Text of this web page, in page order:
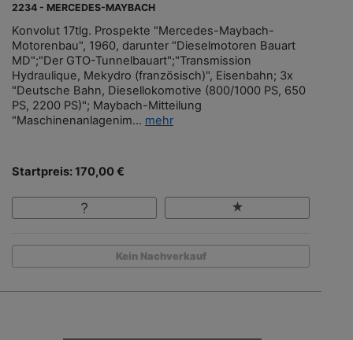
2234 - MERCEDES-MAYBACH
Konvolut 17tlg. Prospekte "Mercedes-Maybach-
Motorenbau", 1960, darunter "Dieselmotoren Bauart
MD";"Der GTO-Tunnelbauart";"Transmission
Hydraulique, Mekydro (französisch)", Eisenbahn; 3x
"Deutsche Bahn, Diesellokomotive (800/1000 PS, 650
PS, 2200 PS)"; Maybach-Mitteilung
"Maschinenanlagenim... mehr
Startpreis: 170,00 €
Kein Nachverkauf